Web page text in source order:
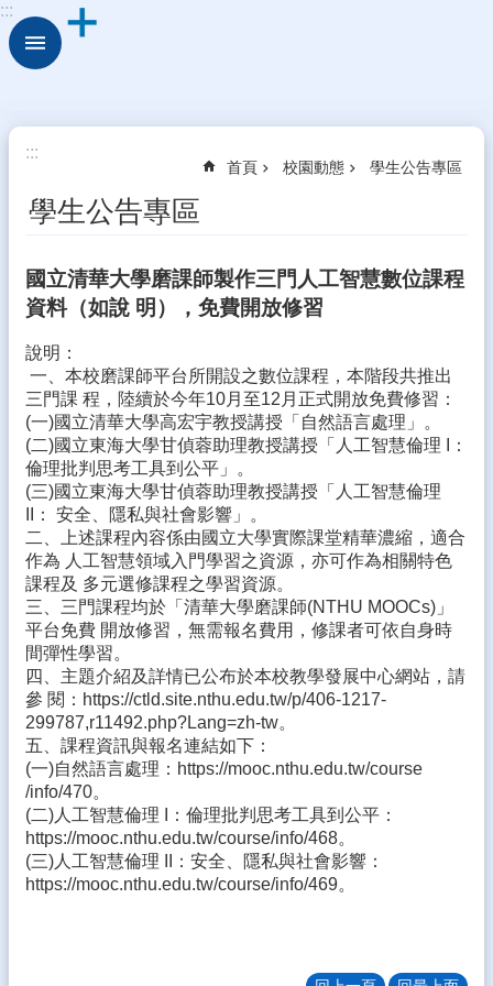
跳到主要內容區塊
進
關
古
坑
德
福
政
組
織
校
園
動
態
校
務
E
化
學
生
專
區
宣
導
專
區
相
:::
:::
首頁 校園動態 學生公告專區
學生公告專區
國立清華大學磨課師製作三門人工智慧數位課程
資料（如說 明），免費開放修習
說明：
一、本校磨課師平台所開設之數位課程，本階段共推出
三門課 程，陸續於今年10月至12月正式開放免費修習：
(一)國立清華大學高宏宇教授講授「自然語言處理」。
(二)國立東海大學甘偵蓉助理教授講授「人工智慧倫理 I：
倫理批判思考工具到公平」。
(三)國立東海大學甘偵蓉助理教授講授「人工智慧倫理
II： 安全、隱私與社會影響」。
二、上述課程內容係由國立大學實際課堂精華濃縮，適合
作為 人工智慧領域入門學習之資源，亦可作為相關特色
課程及 多元選修課程之學習資源。
三、三門課程均於「清華大學磨課師(NTHU MOOCs)」
平台免費 開放修習，無需報名費用，修課者可依自身時
間彈性學習。
四、主題介紹及詳情已公布於本校教學發展中心網站，請
參 閱：https://ctld.site.nthu.edu.tw/p/406-1217-
299787,r11492.php?Lang=zh-tw。
五、課程資訊與報名連結如下：
(一)自然語言處理：https://mooc.nthu.edu.tw/course
/info/470。
(二)人工智慧倫理 I：倫理批判思考工具到公平：
https://mooc.nthu.edu.tw/course/info/468。
(三)人工智慧倫理 II：安全、隱私與社會影響：
https://mooc.nthu.edu.tw/course/info/469。